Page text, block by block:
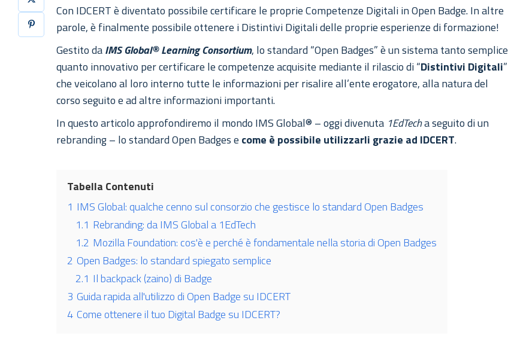
Con IDCERT è diventato possibile certificare le proprie Competenze Digitali in Open Badge. In altre
parole, è finalmente possibile ottenere i Distintivi Digitali delle proprie esperienze di formazione!
Gestito daIMS Global® Learning Consortium, lo standard “Open Badges” è un sistema tanto semplice
quanto innovativo per certificare le competenze acquisite mediante il rilascio di “Distintivi Digitali”
che veicolano al loro interno tutte le informazioni per risalire all’ente erogatore, alla natura del
corso seguito e ad altre informazioni importanti.
In questo articolo approfondiremo il mondo IMS Global® – oggi divenuta 1EdTecha seguito di un
rebranding – lo standard Open Badges e come è possibile utilizzarli grazie ad IDCERT.
Tabella Contenuti
1 IMS Global: qualche cenno sul consorzio che gestisce lo standard Open Badges
1.1 Rebranding: da IMS Global a 1EdTech
1.2 Mozilla Foundation: cos'è e perché è fondamentale nella storia di Open Badges
2 Open Badges: lo standard spiegato semplice
2.1 Il backpack (zaino) di Badge
3 Guida rapida all'utilizzo di Open Badge su IDCERT
4 Come ottenere il tuo Digital Badge su IDCERT?